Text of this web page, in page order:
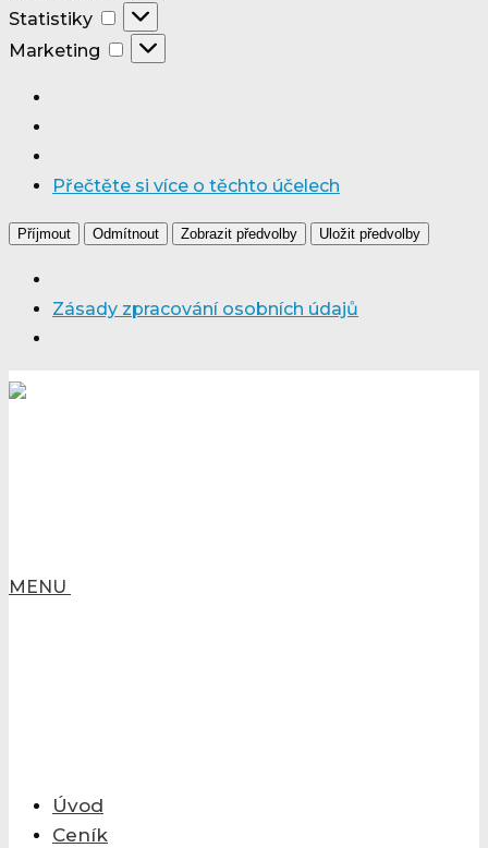
Statistiky
Statistiky
Marketing
Marketing
Přečtěte si více o těchto účelech
Příjmout Odmítnout Zobrazit předvolby Uložit předvolby
Zásady zpracování osobních údajů
MENU
Úvod
Ceník